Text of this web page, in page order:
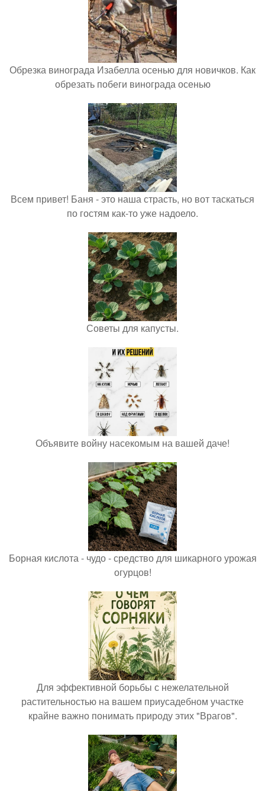
Обрезка винограда Изабелла осенью для новичков. Как
обрезать побеги винограда осенью
Всем привет! Баня - это наша страсть, но вот таскаться
по гостям как-то уже надоело.
Советы для капусты.
Объявите войну насекомым на вашей даче!
Борная кислота - чудо - средство для шикарного урожая
огурцов!
Для эффективной борьбы с нежелательной
растительностью на вашем приусадебном участке
крайне важно понимать природу этих "Врагов".